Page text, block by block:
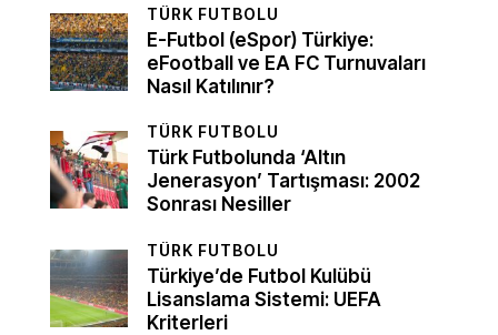
TÜRK FUTBOLU
E-Futbol (eSpor) Türkiye:
eFootball ve EA FC Turnuvaları
Nasıl Katılınır?
TÜRK FUTBOLU
Türk Futbolunda ‘Altın
Jenerasyon’ Tartışması: 2002
Sonrası Nesiller
TÜRK FUTBOLU
Türkiye’de Futbol Kulübü
Lisanslama Sistemi: UEFA
Kriterleri